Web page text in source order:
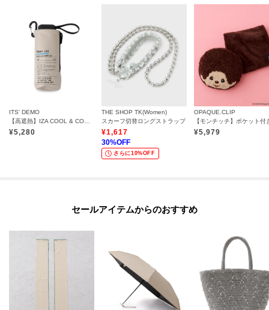
ITS' DEMO
【高遮熱】IZA COOL & COMPACT 折りたたみ傘 日傘
¥5,280
THE SHOP TK(Women)
スカーフ切替ロングストラップ
¥1,617
30%OFF
さらに10%OFF
OPAQUE.CLIP
¥5,979
セールアイテムからのおすすめ